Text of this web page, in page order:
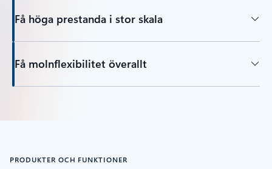
Få höga prestanda i stor skala
Få molnflexibilitet överallt
PRODUKTER OCH FUNKTIONER